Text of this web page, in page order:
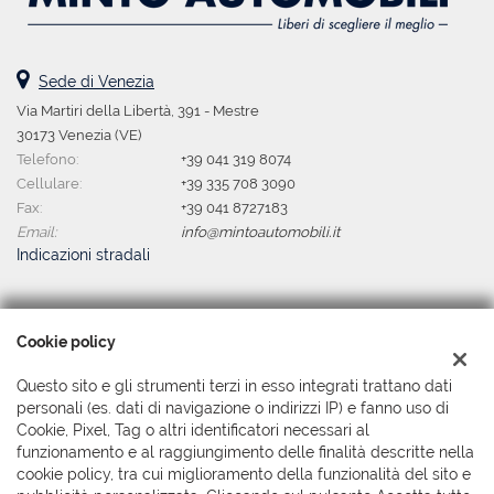
• Sistema di riconoscimento della stanchezza • Sospensioni
pneumatiche • Specchietti laterali elettrici • Specchietto
Automatico • Supporto lombare • Tetto panorama • Touch screen
Volante multifunzione
Control • ESP • Fari Xenon • Fendinebbia • Immobilizzatore
elettronico • Interni in pelle • Lettore CD • Limitatore di velocità •
Sede di Venezia
Via Martiri della Libertà, 391 - Mestre
30173 Venezia (VE)
Telefono:
+39 041 319 8074
Cellulare:
+39 335 708 3090
Fax:
+39 041 8727183
Email:
info@mintoautomobili.it
Indicazioni stradali
Dati fiscali:
Via Martiri della Libertà, 391 - Mestre, Venezia (VE)
C.F/P.IVA:04044380279
Registro delle imprese:VE
Cookie policy
Questo sito e gli strumenti terzi in esso integrati trattano dati
personali (es. dati di navigazione o indirizzi IP) e fanno uso di
Cookie, Pixel, Tag o altri identificatori necessari al
funzionamento e al raggiungimento delle finalità descritte nella
cookie policy, tra cui miglioramento della funzionalità del sito e